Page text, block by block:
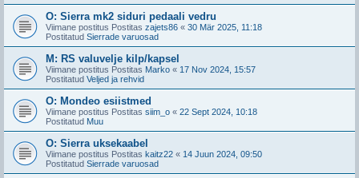
O: Sierra mk2 siduri pedaali vedru
Viimane postitus Postitas zajets86 « 30 Mär 2025, 11:18
Postitatud Sierrade varuosad
M: RS valuvelje kilp/kapsel
Viimane postitus Postitas Marko « 17 Nov 2024, 15:57
Postitatud Veljed ja rehvid
O: Mondeo esiistmed
Viimane postitus Postitas siim_o « 22 Sept 2024, 10:18
Postitatud Muu
O: Sierra uksekaabel
Viimane postitus Postitas kaitz22 « 14 Juun 2024, 09:50
Postitatud Sierrade varuosad